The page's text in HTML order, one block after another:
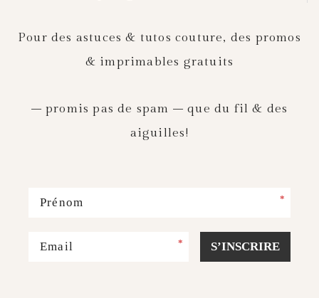
Pour des astuces & tutos couture, des promos
& imprimables gratuits
– promis pas de spam – que du fil & des
aiguilles!
*
* S’INSCRIRE